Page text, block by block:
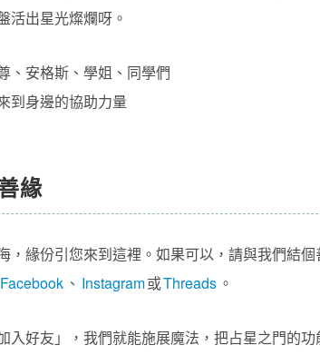
活出星光燦爛呀。
、安格斯、學姐、同學們
到身邊的協助力量
緣
，緣份引您來到這裡。如果可以，請與我們結
Facebook 、 Instagram或Threads 。
入好友」，我們就能施展魔法，把占星之門的